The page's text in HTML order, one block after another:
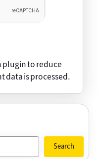
plugin to reduce
data is processed.
Search